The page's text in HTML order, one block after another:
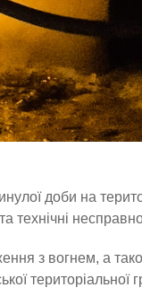
доби на
технічні
з вогнем, а